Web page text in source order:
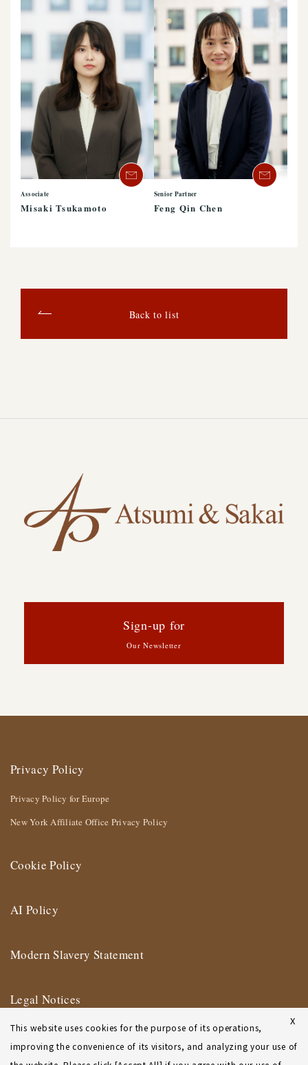
Associate
Misaki Tsukamoto
Senior Partner
Feng Qin Chen
Back to list
Sign-up for
Our Newsletter
Privacy Policy
Privacy Policy for Europe
New York Affiliate Office Privacy Policy
Cookie Policy
AI Policy
Modern Slavery Statement
Legal Notices
Terms of Use
X
This website uses cookies for the purpose of its operations,
improving the convenience of its visitors, and analyzing your use of